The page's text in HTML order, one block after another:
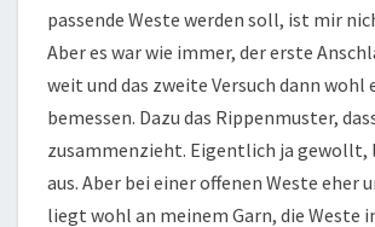
passende Weste werden soll, ist mir
Aber es war wie immer, der erste
weit und das zweite Versuch dann wohl
bemessen. Dazu das Rippenmuster,
zusammenzieht. Eigentlich ja gewollt,
aus. Aber bei einer offenen Weste eher
liegt wohl an meinem Garn, die Weste